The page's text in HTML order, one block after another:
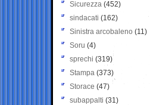
Sicurezza (452)
sindacati (162)
Sinistra arcobaleno (11)
Soru (4)
sprechi (319)
Stampa (373)
Storace (47)
subappalti (31)